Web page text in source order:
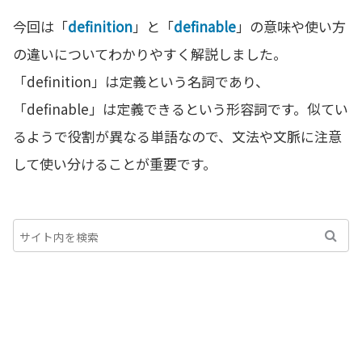
今回は「definition」と「definable」の意味や使い方
の違いについてわかりやすく解説しました。
「definition」は定義という名詞であり、
「definable」は定義できるという形容詞です。似てい
るようで役割が異なる単語なので、文法や文脈に注意
して使い分けることが重要です。